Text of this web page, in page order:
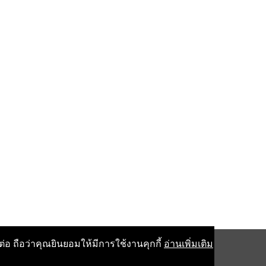
อ ถือว่าคุณยินยอมให้มีการใช้งานคุกกี้ อ่านเพิ่มเติม